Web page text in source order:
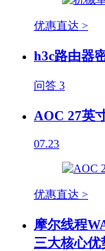
优惠直达 >
h3c路由器
问答 3
AOC 27英
07.23
优惠直达 >
摩尔线程
三大核心